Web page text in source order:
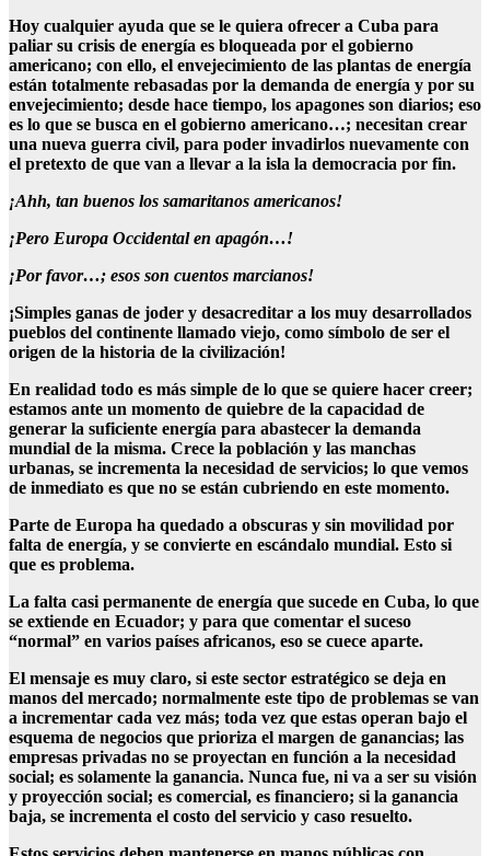
Hoy cualquier ayuda que se le quiera ofrecer a Cuba para
paliar su crisis de energía es bloqueada por el gobierno
americano; con ello, el envejecimiento de las plantas de energía
están totalmente rebasadas por la demanda de energía y por su
envejecimiento; desde hace tiempo, los apagones son diarios; eso
es lo que se busca en el gobierno americano…; necesitan crear
una nueva guerra civil, para poder invadirlos nuevamente con
el pretexto de que van a llevar a la isla la democracia por fin.
¡Ahh, tan buenos los samaritanos americanos!
¡Pero Europa Occidental en apagón…!
¡Por favor…; esos son cuentos marcianos!
¡Simples ganas de joder y desacreditar a los muy desarrollados
pueblos del continente llamado viejo, como símbolo de ser el
origen de la historia de la civilización!
En realidad todo es más simple de lo que se quiere hacer creer;
estamos ante un momento de quiebre de la capacidad de
generar la suficiente energía para abastecer la demanda
mundial de la misma. Crece la población y las manchas
urbanas, se incrementa la necesidad de servicios; lo que vemos
de inmediato es que no se están cubriendo en este momento.
Parte de Europa ha quedado a obscuras y sin movilidad por
falta de energía, y se convierte en escándalo mundial. Esto si
que es problema.
La falta casi permanente de energía que sucede en Cuba, lo que
se extiende en Ecuador; y para que comentar el suceso
“normal” en varios países africanos, eso se cuece aparte.
El mensaje es muy claro, si este sector estratégico se deja en
manos del mercado; normalmente este tipo de problemas se van
a incrementar cada vez más; toda vez que estas operan bajo el
esquema de negocios que prioriza el margen de ganancias; las
empresas privadas no se proyectan en función a la necesidad
social; es solamente la ganancia. Nunca fue, ni va a ser su visión
y proyección social; es comercial, es financiero; si la ganancia
baja, se incrementa el costo del servicio y caso resuelto.